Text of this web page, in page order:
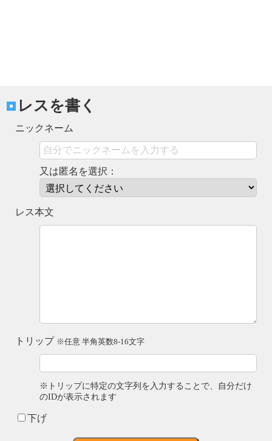
レスを書く
ニックネーム
又は匿名を選択：
レス本文
トリップ ※任意 半角英数8-16文字
※トリップに特定の文字列を入力することで、自分だけ
のIDが表示されます
下げ